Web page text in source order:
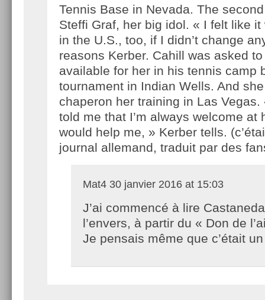
Tennis Base in Nevada. The
Steffi Graf, her big idol. « I felt like it
in the U.S., too, if I didn’t change
reasons Kerber. Cahill was asked
available for her in his tennis camp
tournament in Indian Wells. And
chaperon her training in Las Vegas.
told me that I’m always welcome at
would help me, » Kerber tells.
journal allemand, traduit par des
Mat4 30 janvier 2016 at 15:03
J’ai commencé à lire
l’envers, à partir du « Don de
Je pensais même que c’était